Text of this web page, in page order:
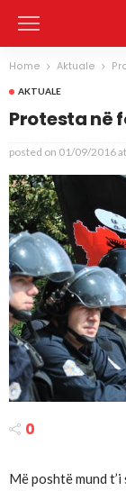
Home Aktuale
AKTUALE
Protesta në
posted on 01/09/2016
0
Më poshtë mund